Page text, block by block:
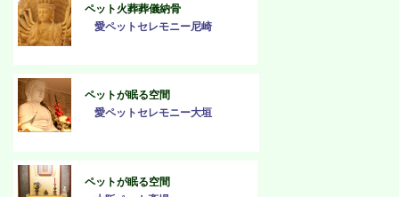
ペット火葬葬儀納骨
愛ペットセレモニー尼崎
ペットが眠る空間
愛ペットセレモニー大垣
ペットが眠る空間